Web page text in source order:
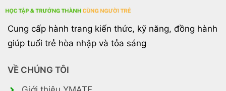
Cung cấp hành trang kiến thức, kỹ năng, đồng hành
giúp tuổi trẻ hòa nhập và tỏa sáng
VỀ CHÚNG TÔI